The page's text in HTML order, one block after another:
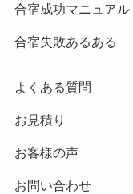
合宿成功マニュアル
合宿失敗あるある
よくある質問
お見積り
お客様の声
お問い合わせ